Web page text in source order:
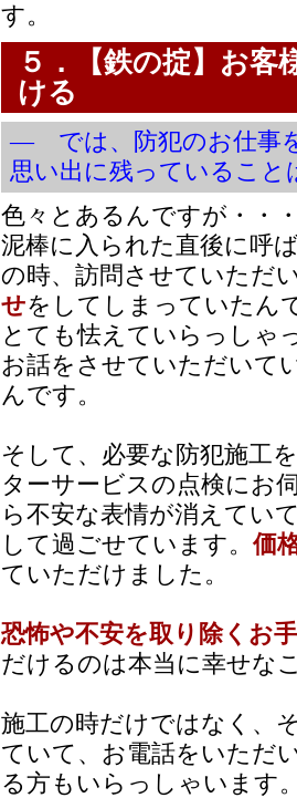
す。
５．【鉄の掟】お客
ける
― では、防犯のお仕事
思い出に残っていること
色々とあるんですが・・
泥棒に入られた直後に呼
の時、訪問させていただ
せをしてしまっていたん
とても怯えていらっしゃ
お話をさせていただいて
んです。
そして、必要な防犯施工
ターサービスの点検にお
ら不安な表情が消えてい
して過ごせています。 価
ていただけました。
恐怖や不安を取り除くお
だけるのは本当に幸せな
施工の時だけではなく、
ていて、お電話をいただ
る方もいらっしゃいます